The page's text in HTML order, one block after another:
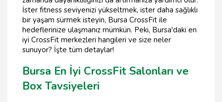
İster fitness seviyenizi yükseltmek, ister daha sağlıklı
bir yaşam sürmek isteyin, Bursa CrossFit ile
hedeflerinize ulaşmanız mümkün. Peki, Bursa'daki en
iyi CrossFit merkezleri hangileri ve size neler
sunuyor? İşte tüm detaylar!
Bursa En İyi CrossFit Salonları ve
Box Tavsiyeleri